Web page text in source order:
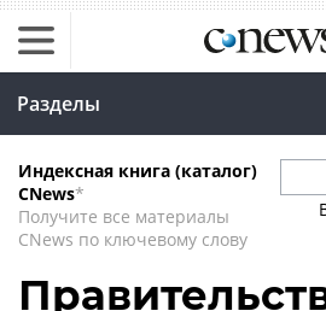
Разделы
Индексная книга (каталог)
CNews*
Получите все материалы
CNews по ключевому слову